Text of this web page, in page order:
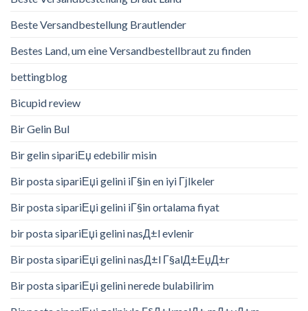
Beste Versandbestellung Brautlender
Bestes Land, um eine Versandbestellbraut zu finden
bettingblog
Bicupid review
Bir Gelin Bul
Bir gelin sipariЕџ edebilir misin
Bir posta sipariЕџi gelini iГ§in en iyi Гјlkeler
Bir posta sipariЕџi gelini iГ§in ortalama fiyat
bir posta sipariЕџi gelini nasД±l evlenir
Bir posta sipariЕџi gelini nasД±l Г§alД±ЕџД±r
Bir posta sipariЕџi gelini nerede bulabilirim